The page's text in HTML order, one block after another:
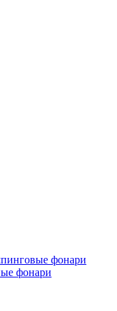
фонари
фонари